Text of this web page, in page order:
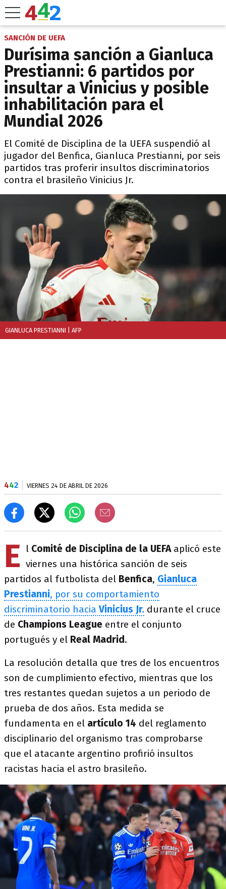
SANCIÓN DE UEFA
Durísima sanción a Gianluca
Prestianni: 6 partidos por
insultar a Vinicius y posible
inhabilitación para el
Mundial 2026
El Comité de Disciplina de la UEFA suspendió al
jugador del Benfica, Gianluca Prestianni, por seis
partidos tras proferir insultos discriminatorios
contra el brasileño Vinicius Jr.
GIANLUCA PRESTIANNI | AFP
442 VIERNES 24 DE ABRIL DE 2026
E l Comité de Disciplina de la UEFAaplicó este
viernes una histórica sanción de seis
partidos al futbolista del Benfica, Gianluca
Prestianni, por su comportamiento
discriminatorio haciaVinicius Jr. durante el cruce
de Champions League entre el conjunto
portugués y el Real Madrid.
La resolución detalla que tres de los encuentros
son de cumplimiento efectivo, mientras que los
tres restantes quedan sujetos a un periodo de
prueba de dos años. Esta medida se
fundamenta en el artículo 14 del reglamento
disciplinario del organismo tras comprobarse
que el atacante argentino profirió insultos
racistas hacia el astro brasileño.